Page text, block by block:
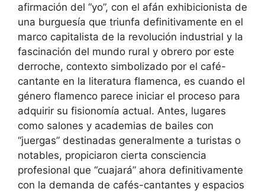
afirmación del “yo”, con el afán exhibicionista de
una burguesía que triunfa definitivamente en el
marco capitalista de la revolución industrial y la
fascinación del mundo rural y obrero por este
derroche, contexto simbolizado por el café-
cantante en la literatura flamenca, es cuando el
género flamenco parece iniciar el proceso para
adquirir su fisionomía actual. Antes, lugares
como salones y academias de bailes con
“juergas” destinadas generalmente a turistas o
notables, propiciaron cierta consciencia
profesional que “cuajará” ahora definitivamente
con la demanda de cafés-cantantes y espacios